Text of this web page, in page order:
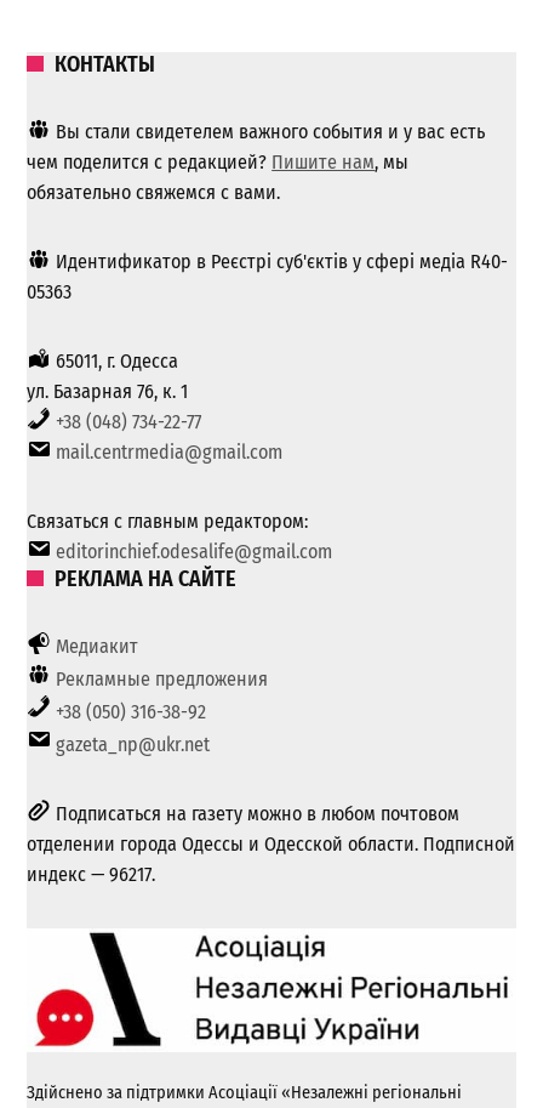
КОНТАКТЫ
Вы стали свидетелем важного события и у вас есть
чем поделится с редакцией? Пишите нам, мы
обязательно свяжемся с вами.
Идентификатор в Реєстрі суб'єктів у сфері медіа R40-
05363
65011, г. Одесса
ул. Базарная 76, к. 1
+38 (048) 734-22-77
mail.centrmedia@gmail.com
Связаться с главным редактором:
editorinchief.odesalife@gmail.com
РЕКЛАМА НА САЙТЕ
Медиакит
Рекламные предложения
+38 (050) 316-38-92
gazeta_np@ukr.net
Подписаться на газету можно в любом почтовом
отделении города Одессы и Одесской области. Подписной
индекс — 96217.
Здійснено за підтримки Асоціації «Незалежні регіональні